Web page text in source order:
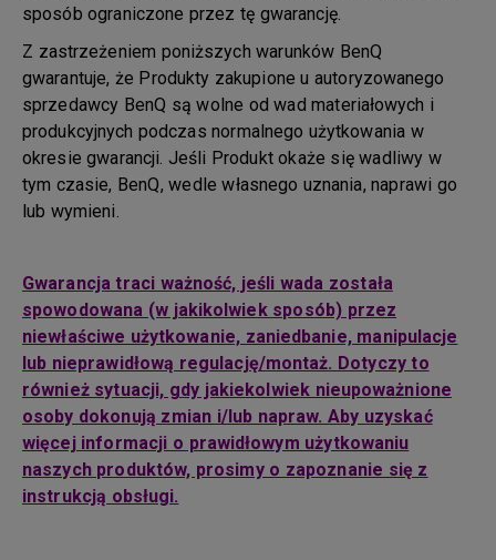
sposób ograniczone przez tę gwarancję.
Z zastrzeżeniem poniższych warunków BenQ
gwarantuje, że Produkty zakupione u autoryzowanego
sprzedawcy BenQ są wolne od wad materiałowych i
produkcyjnych podczas normalnego użytkowania w
okresie gwarancji. Jeśli Produkt okaże się wadliwy w
tym czasie, BenQ, wedle własnego uznania, naprawi go
lub wymieni.
Gwarancja traci ważność, jeśli wada została
spowodowana (w jakikolwiek sposób) przez
niewłaściwe użytkowanie, zaniedbanie, manipulacje
lub nieprawidłową regulację/montaż. Dotyczy to
również sytuacji, gdy jakiekolwiek nieupoważnione
osoby dokonują zmian i/lub napraw. Aby uzyskać
więcej informacji o prawidłowym użytkowaniu
naszych produktów, prosimy o zapoznanie się z
instrukcją obsługi.